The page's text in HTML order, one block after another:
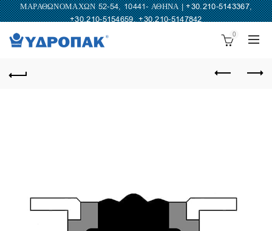
ΜΑΡΑΘΩΝΟΜΑΧΩΝ 52-54, 10441- ΑΘΗΝΑ |+30.210-5143367,
+30.210-5154659,+30.210-5147842
0